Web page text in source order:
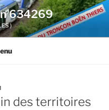
634269
)
des territoires